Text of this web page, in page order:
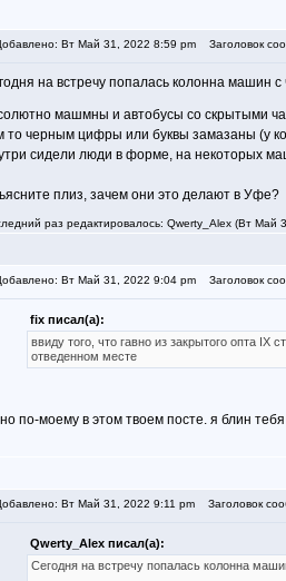
Вт Май 31, 2022 8:59 pm Заголовок
на встречу попалась колонна машин
машмны и автобусы со скрытыми
то черным цифры или буквы замазаны (у
сидели люди в форме, на некоторых
плиз, зачем они это делают в Уфе?
раз редактировалось: Qwerty_Alex (Вт Май
Вт Май 31, 2022 9:04 pm Заголовок
fix писал(а):
ввиду того, что гавно из закрытого опта
отведенном месте
по-моему в этом твоем посте. я блин
Вт Май 31, 2022 9:11 pm Заголовок
Qwerty_Alex писал(а):
Сегодня на встречу попалась колонна